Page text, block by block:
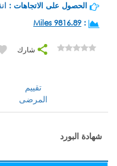
الحصول على الاتجاهات :
:
9816.89 Miles
شارك
تقييم
المرضى
شهادة البورد